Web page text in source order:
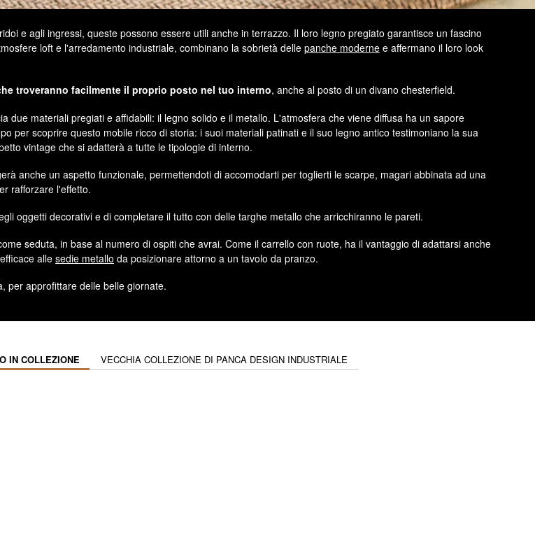
e agli ingressi, queste possono essere utili anche in terrazzo. Il loro legno pregiato garantisce un fascino
loft e l'arredamento industriale, combinano la sobrietà delle panche moderne e affermano il loro look
troveranno facilmente il proprio posto nel tuo interno, anche al posto di un divano chesterfield.
due materiali pregiati e affidabili: il legno solido e il metallo. L'atmosfera che viene diffusa ha un sapore
per scoprire questo mobile ricco di storia: i suoi materiali patinati e il suo legno antico testimoniano la sua
vintage che si adatterà a tutte le tipologie di interno.
anche un aspetto funzionale, permettendoti di accomodarti per toglierti le scarpe, magari abbinata ad una
rafforzare l'effetto.
oggetti decorativi e di completare il tutto con delle targhe metallo che arricchiranno le pareti.
seduta, in base al numero di ospiti che avrai. Come il carrello con ruote, ha il vantaggio di adattarsi anche
alle sedie metallo da posizionare attorno a un tavolo da pranzo.
per approfittare delle belle giornate.
IN COLLEZIONE VECCHIA COLLEZIONE DI PANCA DESIGN INDUSTRIALE